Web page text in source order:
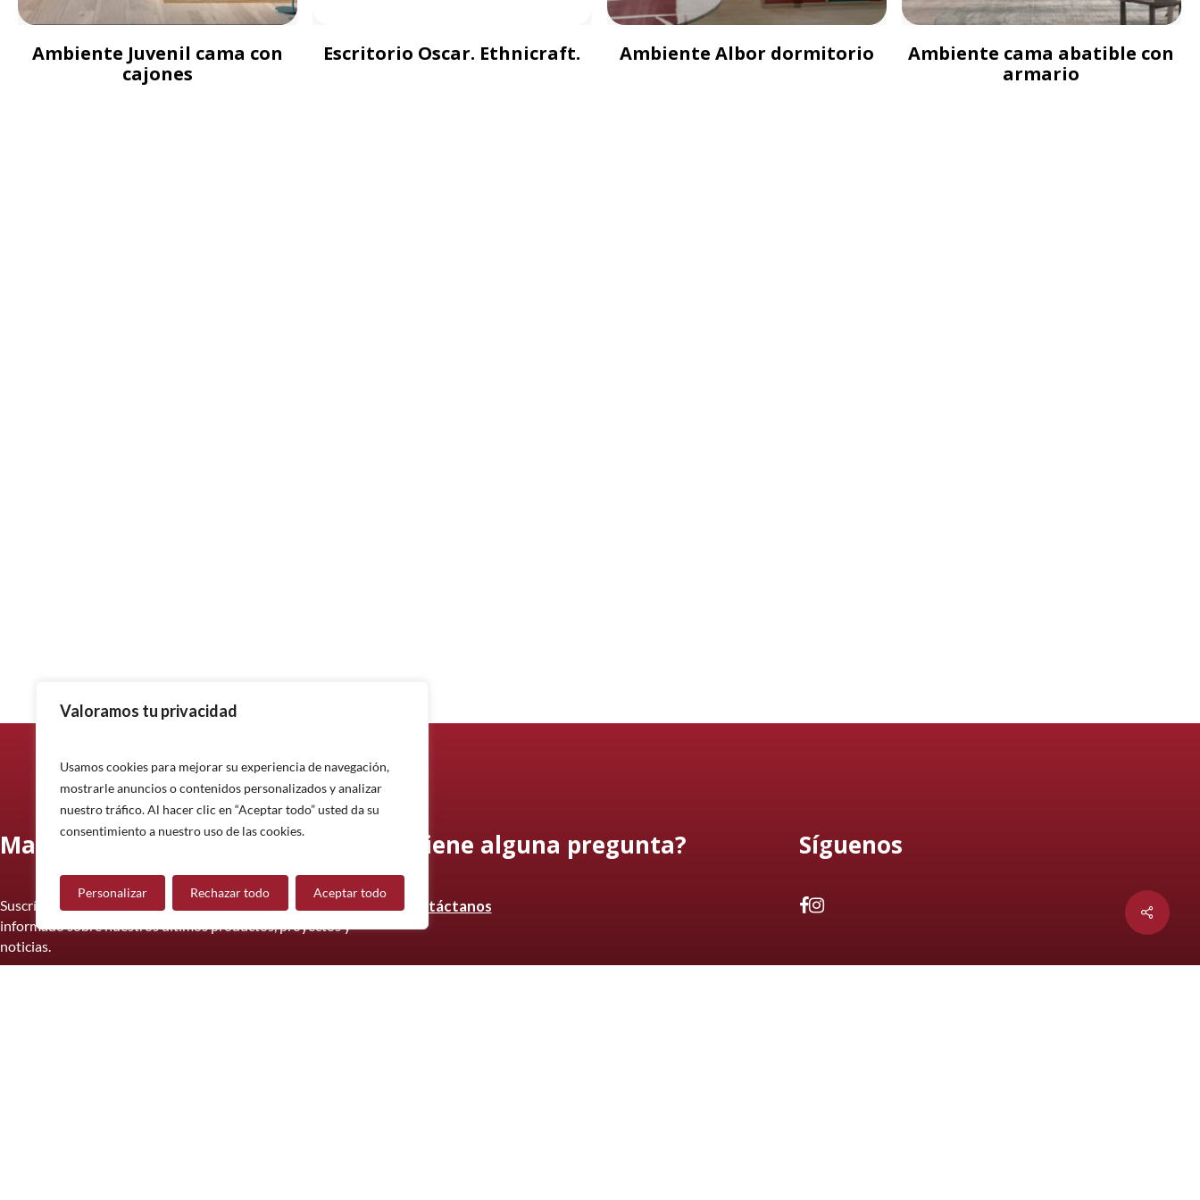
Valoramos tu privacidad
Usamos cookies para mejorar su experiencia de navegación,
mostrarle anuncios o contenidos personalizados y analizar
nuestro tráfico. Al hacer clic en “Aceptar todo” usted da su
consentimiento a nuestro uso de las cookies.
Personalizar Rechazar todo Aceptar todo
Ambiente Juvenil cama con
cajones
Escritorio Oscar. Ethnicraft. Ambiente Albor dormitorio
Ambiente cama abatible con
armario
Manténgase informado
Suscríbase a nuestro boletín informativo y manténgase
informado sobre nuestros últimos productos, proyectos y
noticias.
¿Tiene alguna pregunta?
Contáctanos
Síguenos